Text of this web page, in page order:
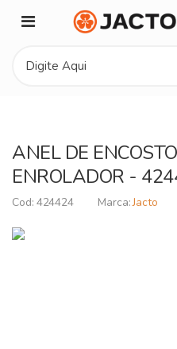
ANEL DE
ENROLADOR -
424424 Jacto